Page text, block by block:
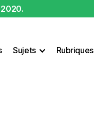
Sujets Rubriques